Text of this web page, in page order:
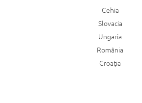
Cehia
Slovacia
Ungaria
România
Croaţia